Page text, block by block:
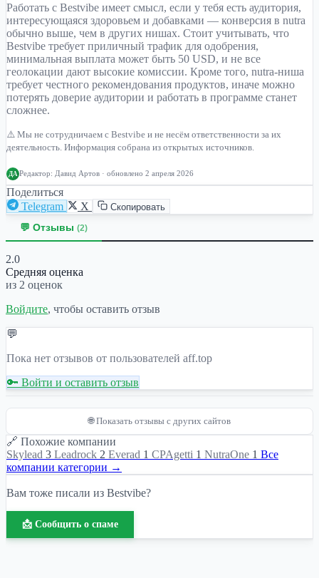
Работать с Bestvibe имеет смысл, если у тебя есть аудитория,
интересующаяся здоровьем и добавками — конверсия в nutra
обычно выше, чем в других нишах. Стоит учитывать, что
Bestvibe требует приличный трафик для одобрения,
минимальная выплата может быть 50 USD, и не все
геолокации дают высокие комиссии. Кроме того, nutra-ниша
требует честного рекомендования продуктов, иначе можно
потерять доверие аудитории и работать в программе станет
сложнее.
⚠️ Мы не сотрудничаем с Bestvibe и не несём ответственности за их
деятельность. Информация собрана из открытых источников.
ДА Редактор: Давид Артов · обновлено 2 апреля 2026
Поделиться
Telegram
X Скопировать
💬 Отзывы (2)
2.0
Средняя оценка
из 2 оценок
Войдите, чтобы оставить отзыв
💬
Пока нет отзывов от пользователей aff.top
🔑 Войти и оставить отзыв
🌐 Показать отзывы с других сайтов
🔗 Похожие компании
Skylead 3 Leadrock 2 Everad 1 СPAgetti 1 NutraOne 1 Все
компании категории →
Вам тоже писали из Bestvibe?
📩 Сообщить о спаме